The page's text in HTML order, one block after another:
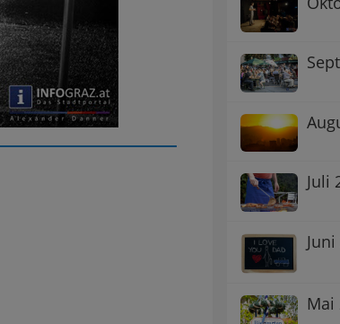
Juli
Mai